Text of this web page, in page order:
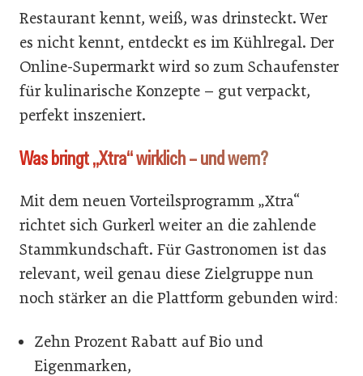
Restaurant kennt, weiß, was drinsteckt. Wer
es nicht kennt, entdeckt es im Kühlregal. Der
Online-Supermarkt wird so zum Schaufenster
für kulinarische Konzepte – gut verpackt,
perfekt inszeniert.
Was bringt „Xtra“ wirklich – und wem?
Mit dem neuen Vorteilsprogramm „Xtra“
richtet sich Gurkerl weiter an die zahlende
Stammkundschaft. Für Gastronomen ist das
relevant, weil genau diese Zielgruppe nun
noch stärker an die Plattform gebunden wird:
Zehn Prozent Rabatt auf Bio und
Eigenmarken,